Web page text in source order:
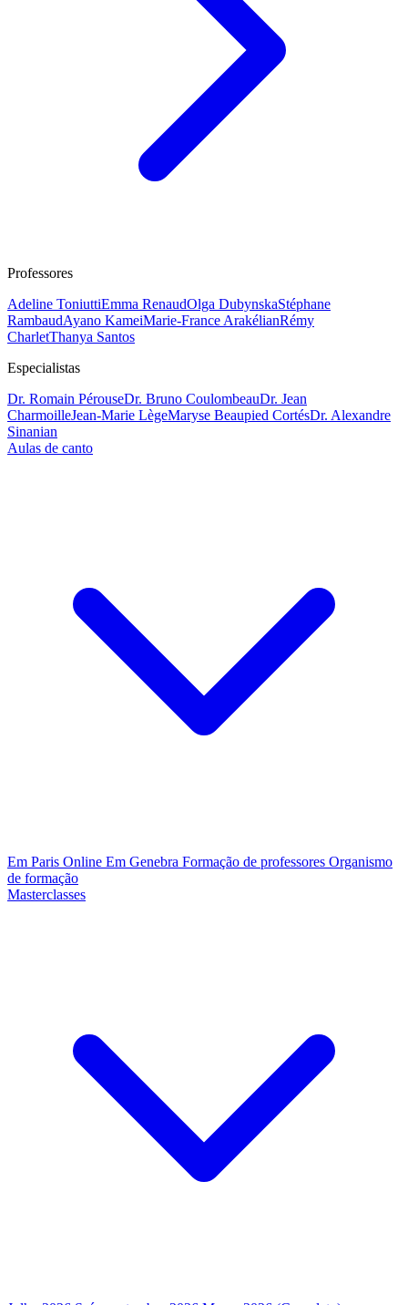
Professores
Adeline ToniuttiEmma RenaudOlga DubynskaStéphane
RambaudAyano KameiMarie-France ArakélianRémy
CharletThanya Santos
Especialistas
Dr. Romain PérouseDr. Bruno CoulombeauDr. Jean
CharmoilleJean-Marie LègeMaryse Beaupied CortésDr. Alexandre
Sinanian
Aulas de canto
Em Paris Online Em Genebra Formação de professores Organismo
de formação
Masterclasses